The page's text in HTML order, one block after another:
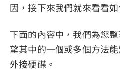
因，接下來我們就來看看
下面的內容中，我們為您
望其中的一個或多個方法
外接硬碟。